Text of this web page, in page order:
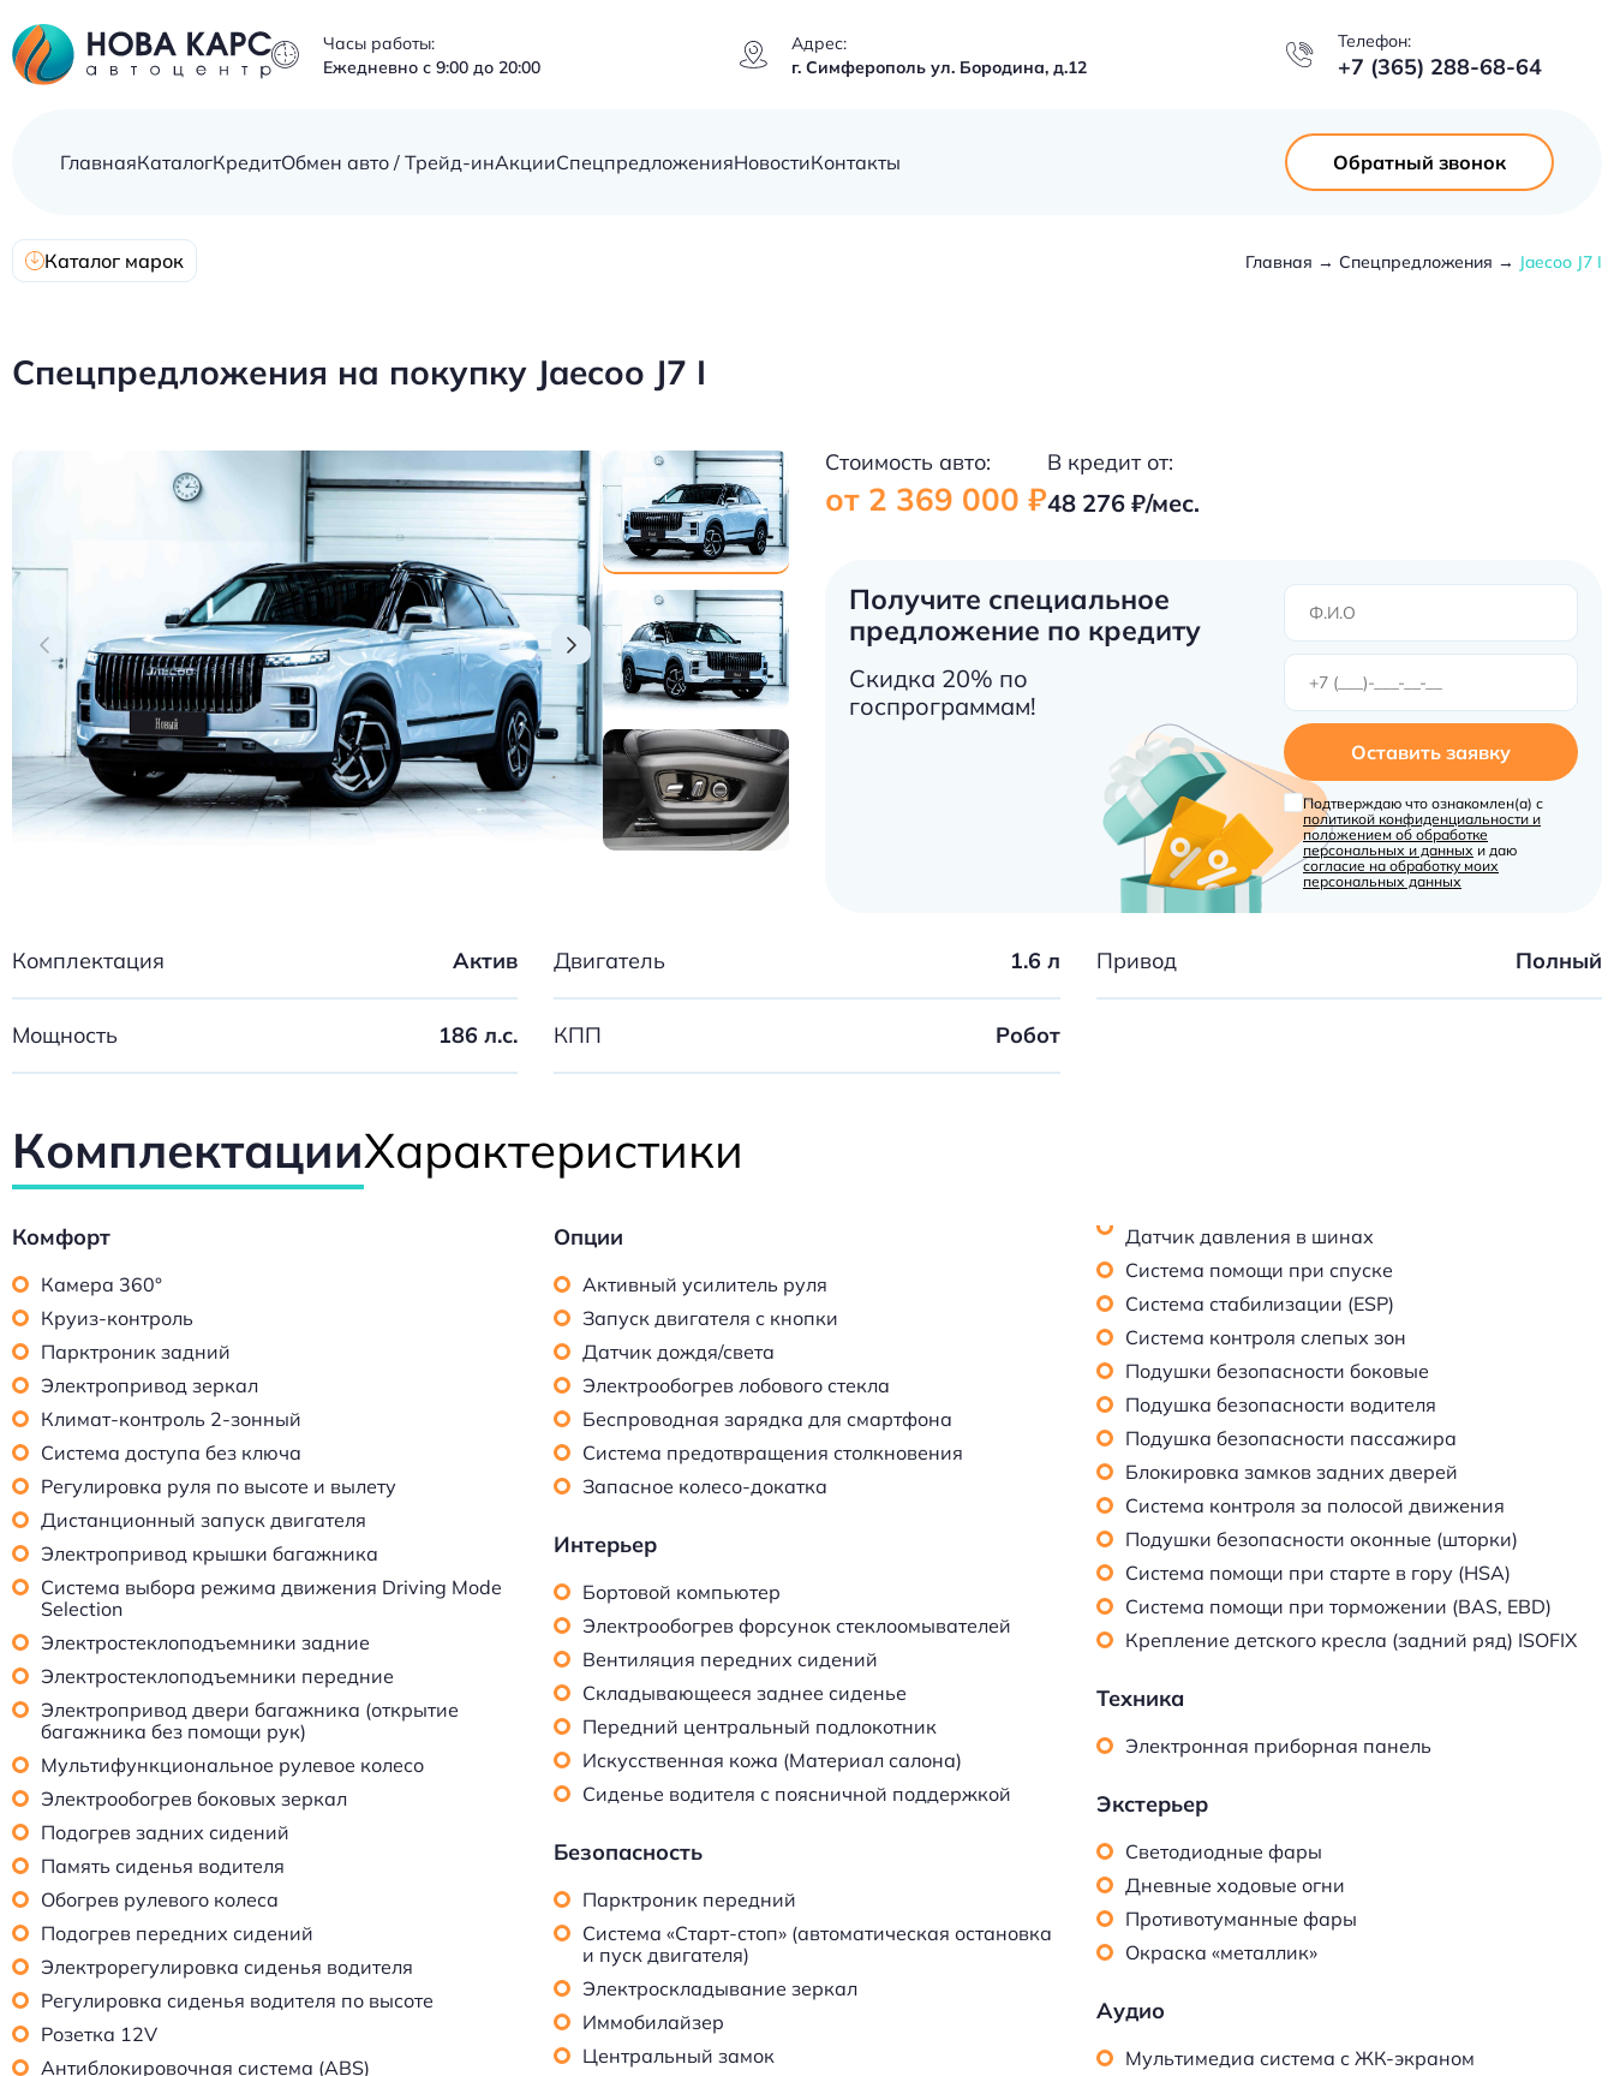
Часы работы:
Ежедневно с 9:00 до 20:00
Адрес:
г. Симферополь ул. Бородина, д.12
Телефон:
+7 (365) 288-68-64
ГлавнаяКаталогКредитОбмен авто / Трейд-инАкцииСпецпредложенияНовостиКонтакты Обратный звонок
Каталог марок Главная Спецпредложения Jaecoo J7 I
Спецпредложения на покупку Jaecoo J7 I
Стоимость авто:
от 2 369 000 ₽
В кредит от:
48 276 ₽/мес.
Получите специальное
предложение по кредиту
Скидка 20% по
госпрограммам!
Оставить заявку
Подтверждаю что ознакомлен(а) с
политикой конфиденциальности и
положением об обработке
персональных и данных и даю
согласие на обработку моих
персональных данных
Комплектация Актив Двигатель 1.6 л Привод Полный
Мощность 186 л.с. КПП Робот
КомплектацииХарактеристики
Комфорт
Камера 360°
Круиз-контроль
Парктроник задний
Электропривод зеркал
Климат-контроль 2-зонный
Система доступа без ключа
Регулировка руля по высоте и вылету
Дистанционный запуск двигателя
Электропривод крышки багажника
Система выбора режима движения Driving Mode
Selection
Электростеклоподъемники задние
Электростеклоподъемники передние
Электропривод двери багажника (открытие
багажника без помощи рук)
Мультифункциональное рулевое колесо
Электрообогрев боковых зеркал
Подогрев задних сидений
Память сиденья водителя
Обогрев рулевого колеса
Подогрев передних сидений
Электрорегулировка сиденья водителя
Регулировка сиденья водителя по высоте
Розетка 12V
Антиблокировочная система (ABS)
Опции
Активный усилитель руля
Запуск двигателя с кнопки
Датчик дождя/света
Электрообогрев лобового стекла
Беспроводная зарядка для смартфона
Система предотвращения столкновения
Запасное колесо-докатка
Интерьер
Бортовой компьютер
Электрообогрев форсунок стеклоомывателей
Вентиляция передних сидений
Складывающееся заднее сиденье
Передний центральный подлокотник
Искусственная кожа (Материал салона)
Сиденье водителя с поясничной поддержкой
Безопасность
Парктроник передний
Система «Старт-стоп» (автоматическая остановка
и пуск двигателя)
Электроскладывание зеркал
Иммобилайзер
Центральный замок
Датчик давления в шинах
Система помощи при спуске
Система стабилизации (ESP)
Система контроля слепых зон
Подушки безопасности боковые
Подушка безопасности водителя
Подушка безопасности пассажира
Блокировка замков задних дверей
Система контроля за полосой движения
Подушки безопасности оконные (шторки)
Система помощи при старте в гору (HSA)
Система помощи при торможении (BAS, EBD)
Крепление детского кресла (задний ряд) ISOFIX
Техника
Электронная приборная панель
Экстерьер
Светодиодные фары
Дневные ходовые огни
Противотуманные фары
Окраска «металлик»
Аудио
Мультимедиа система с ЖК-экраном